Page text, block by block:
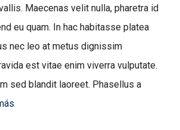
Maecenas velit nulla, pharetra id
eu quam. In hac habitasse platea
nec leo at metus dignissim
est vitae enim viverra vulputate.
sed blandit laoreet. Phasellus a